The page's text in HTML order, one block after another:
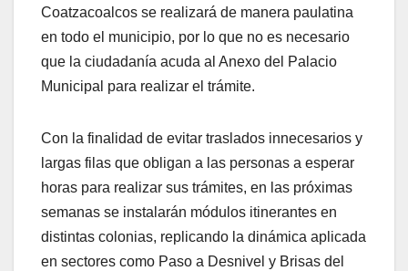
Coatzacoalcos se realizará de manera paulatina
en todo el municipio, por lo que no es necesario
que la ciudadanía acuda al Anexo del Palacio
Municipal para realizar el trámite.
Con la finalidad de evitar traslados innecesarios y
largas filas que obligan a las personas a esperar
horas para realizar sus trámites, en las próximas
semanas se instalarán módulos itinerantes en
distintas colonias, replicando la dinámica aplicada
en sectores como Paso a Desnivel y Brisas del